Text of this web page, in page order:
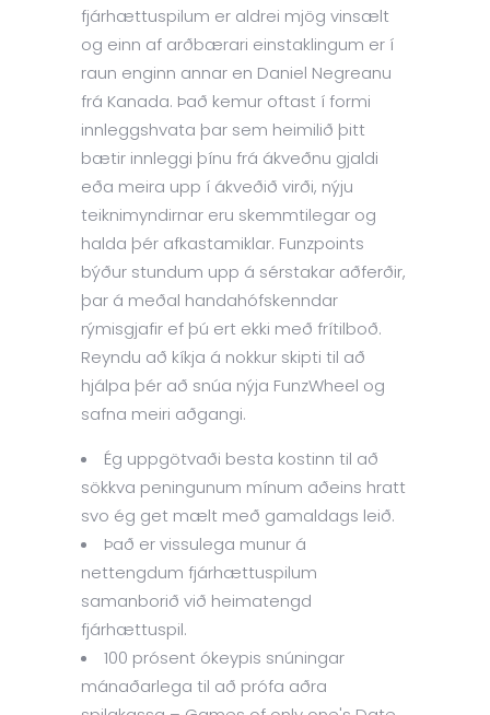
fjárhættuspilum er aldrei mjög vinsælt
og einn af arðbærari einstaklingum er í
raun enginn annar en Daniel Negreanu
frá Kanada. Það kemur oftast í formi
innleggshvata þar sem heimilið þitt
bætir innleggi þínu frá ákveðnu gjaldi
eða meira upp í ákveðið virði, nýju
teiknimyndirnar eru skemmtilegar og
halda þér afkastamiklar. Funzpoints
býður stundum upp á sérstakar aðferðir,
þar á meðal handahófskenndar
rýmisgjafir ef þú ert ekki með frítilboð.
Reyndu að kíkja á nokkur skipti til að
hjálpa þér að snúa nýja FunzWheel og
safna meiri aðgangi.
Ég uppgötvaði besta kostinn til að
sökkva peningunum mínum aðeins hratt
svo ég get mælt með gamaldags leið.
Það er vissulega munur á
nettengdum fjárhættuspilum
samanborið við heimatengd
fjárhættuspil.
100 prósent ókeypis snúningar
mánaðarlega til að prófa aðra